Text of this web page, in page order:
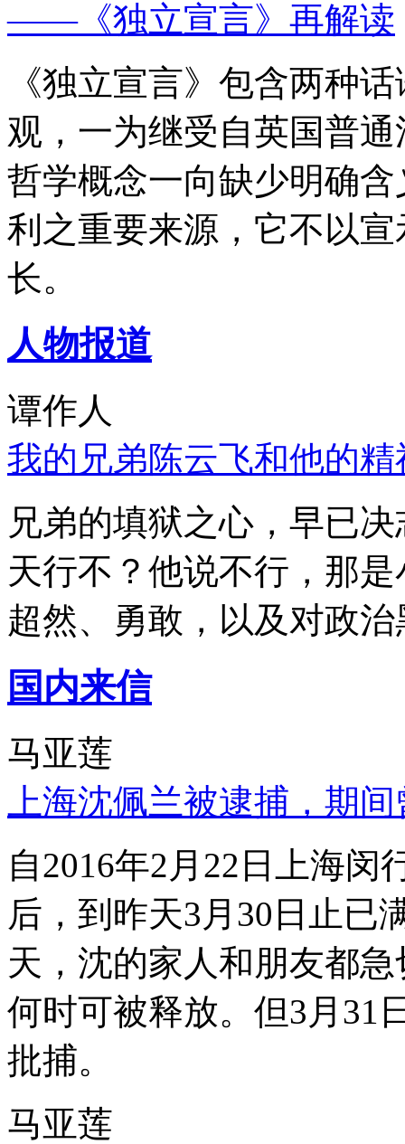
——《独立宣言》再解读
《独立宣言》包含两种
观，一为继受自英国普
哲学概念一向缺少明确
利之重要来源，它不以
长。
人物报道
谭作人
我的兄弟陈云飞和他的
兄弟的填狱之心，早已
天行不？他说不行，那
超然、勇敢，以及对政
国内来信
马亚莲
上海沈佩兰被逮捕，期
自2016年2月22日上海
后，到昨天3月30日止已
天，沈的家人和朋友都
何时可被释放。但3月31
批捕。
马亚莲